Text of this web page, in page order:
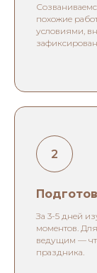
похожие
условиями,
За 3-5 дней
моментов.
ведущим —
праздника.